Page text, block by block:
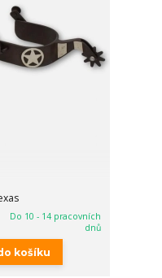
Do 10 - 14 pracovních
dnů
košíku